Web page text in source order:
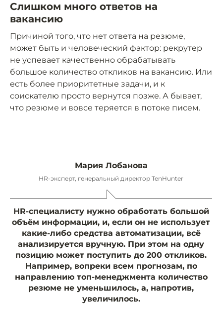
Слишком много ответов на
вакансию
Причиной того, что нет ответа на резюме,
может быть и человеческий фактор: рекрутер
не успевает качественно обрабатывать
большое количество откликов на вакансию. Или
есть более приоритетные задачи, и к
соискателю просто вернутся позже. А бывает,
что резюме и вовсе теряется в потоке писем.
Мария Лобанова
HR-эксперт, генеральный директор TenHunter
HR-специалисту нужно обработать большой
объём информации, и, если он не использует
какие-либо средства автоматизации, всё
анализируется вручную. При этом на одну
позицию может поступить до 200 откликов.
Например, вопреки всем прогнозам, по
направлению топ-менеджмента количество
резюме не уменьшилось, а, напротив,
увеличилось.